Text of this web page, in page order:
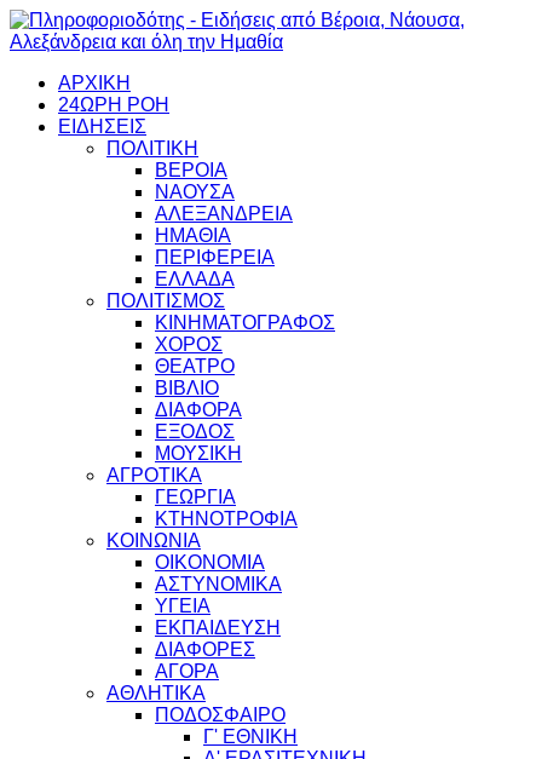
ΑΡΧΙΚΗ
24ΩΡΗ ΡΟΗ
ΕΙΔΗΣΕΙΣ
ΠΟΛΙΤΙΚΗ
ΒΕΡΟΙΑ
ΝΑΟΥΣΑ
ΑΛΕΞΑΝΔΡΕΙΑ
ΗΜΑΘΙΑ
ΠΕΡΙΦΕΡΕΙΑ
ΕΛΛΑΔΑ
ΠΟΛΙΤΙΣΜΟΣ
ΚΙΝΗΜΑΤΟΓΡΑΦΟΣ
ΧΟΡΟΣ
ΘΕΑΤΡΟ
ΒΙΒΛΙΟ
ΔΙΑΦΟΡΑ
ΕΞΟΔΟΣ
ΜΟΥΣΙΚΗ
ΑΓΡΟΤΙΚΑ
ΓΕΩΡΓΙΑ
ΚΤΗΝΟΤΡΟΦΙΑ
ΚΟΙΝΩΝΙΑ
ΟΙΚΟΝΟΜΙΑ
ΑΣΤΥΝΟΜΙΚΑ
ΥΓΕΙΑ
ΕΚΠΑΙΔΕΥΣΗ
ΔΙΑΦΟΡΕΣ
ΑΓΟΡΑ
ΑΘΛΗΤΙΚΑ
ΠΟΔΟΣΦΑΙΡΟ
Γ' ΕΘΝΙΚΗ